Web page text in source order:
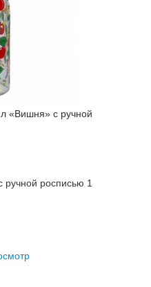
«Вишня» с ручной
ручной росписью 1